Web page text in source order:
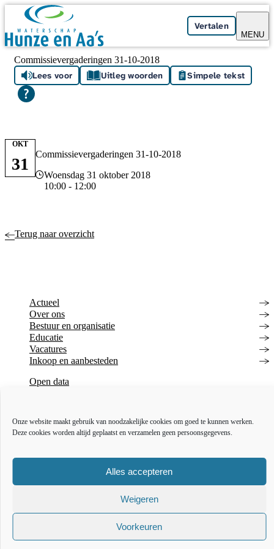
Onze website maakt gebruik van noodzakelijke cookies om goed te kunnen werken.
Deze cookies worden altijd geplaatst en verzamelen geen persoonsgegevens.
Alles accepteren
Weigeren
Voorkeuren
Skip navigation
Vertalen
MENU
Commissievergaderingen 31-10-2018
Lees voor Uitleg woorden Simpele tekst
Commissievergaderingen 31-10-2018
Datum en tijd
Woensdag 31 oktober 2018
10:00 - 12:00
OKT
31
Terug naar overzicht
Actueel
Over ons
Bestuur en organisatie
Educatie
Vacatures
Inkoop en aanbesteden
Open data